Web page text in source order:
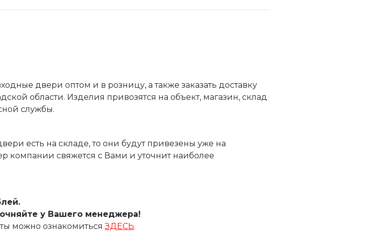
двери оптом и в розницу, а также заказать доставку
области. Изделия привозятся на объект, магазин, склад
службы.
есть на складе, то они будут привезены уже на
свяжется с Вами и уточнит наиболее
у Вашего менеджера!
можно ознакомитьсяЗДЕСЬ.